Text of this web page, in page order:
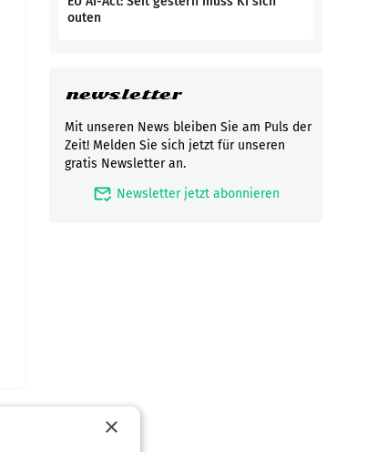
outen
newsletter
Mit unseren News bleiben Sie am Puls der
Zeit! Melden Sie sich jetzt für unseren
gratis Newsletter an.
mark_email_read Newsletter jetzt abonnieren
×